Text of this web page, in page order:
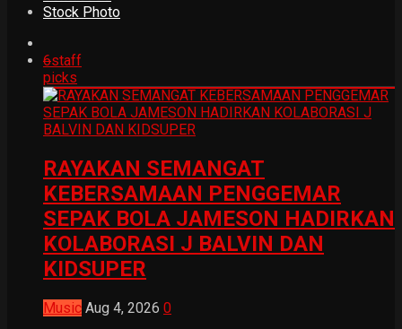
Stock Photo
6staff
picks
RAYAKAN SEMANGAT
KEBERSAMAAN PENGGEMAR
SEPAK BOLA JAMESON HADIRKAN
KOLABORASI J BALVIN DAN
KIDSUPER
Music Aug 4, 2026 0